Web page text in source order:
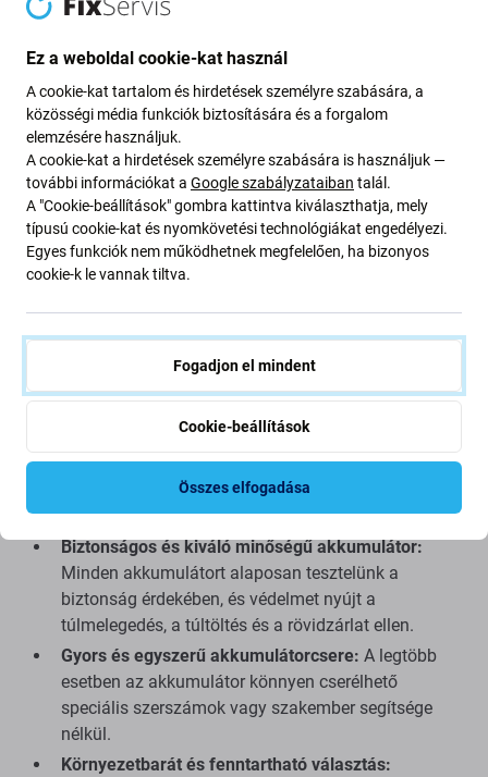
megjelenésben. Kiváló minőségükről ismertek, és előre
Az utángyártott PRO akkumulátor vásárlásának fő
előnyei:
Spóroljon az akkumulátor cseréjén: Az új
akkumulátor költséghatékony alternatívája egy új
eszköz vásárlásának, mivel megbízható és
összehasonlítható teljesítményt nyújt.
Hosszabb üzemidő egyetlen töltéssel:
Az akkumulátor cseréje segít visszaállítani az eredeti
biztosít.
100%-ban kompatibilis az eszközöddel:
specifikációknak megfelelően tervezték, így
biztosítva a zökkenőmentes kompatibilitást az adott
eszközmodellel.
Biztonságos és kiváló minőségű akkumulátor:
Minden akkumulátort alaposan tesztelünk a
biztonság érdekében, és védelmet nyújt a
túlmelegedés, a túltöltés és a rövidzárlat ellen.
Gyors és egyszerű akkumulátorcsere: A legtöbb
esetben az akkumulátor könnyen cserélhető
speciális szerszámok vagy szakember segítsége
nélkül.
Környezetbarát és fenntartható választás:
Ez a weboldal cookie-kat használ
A cookie-kat tartalom és hirdetések személyre szabására, a
közösségi média funkciók biztosítására és a forgalom
elemzésére használjuk.
A cookie-kat a hirdetések személyre szabására is használjuk —
további információkat a Google szabályzataiban talál.
A "Cookie-beállítások" gombra kattintva kiválaszthatja, mely
típusú cookie-kat és nyomkövetési technológiákat engedélyezi.
Egyes funkciók nem működhetnek megfelelően, ha bizonyos
cookie-k le vannak tiltva.
Fogadjon el mindent
Cookie-beállítások
Összes elfogadása